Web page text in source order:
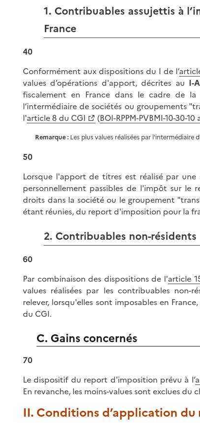
1. Contribuables assujettis à
France
40
Conformément aux dispositions du I de l’
values d’opérations d'apport, décrites au I-
fiscalement en France dans le cadre de
l’intermédiaire de sociétés ou groupements
l'article 8 du CGI (BOI-RPPM-PVBMI-10-30-
Remarque :Les plus values réalisées par
50
Lorsque l'apport de titres est réalisé par
personnellement passibles de l'impôt sur le
droits dans la société ou le groupement
étant réunies, du report d'imposition pour la
2. Contribuables non-résidents
60
Par combinaison des dispositions de l'article
values réalisées par les contribuables non-
relever, lorsqu'elles sont imposables en
du CGI.
C. Gains concernés
70
Le dispositif du report d'imposition prévu à l’
En revanche, les moins-values sont exclues du
II. Conditions d’application